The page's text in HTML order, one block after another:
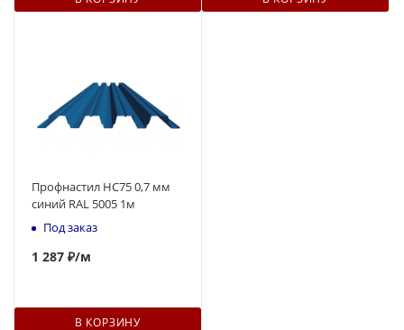
Профнастил НС75 0,7 мм
синий RAL 5005 1м
Под заказ
1 287 ₽/м
В КОРЗИНУ